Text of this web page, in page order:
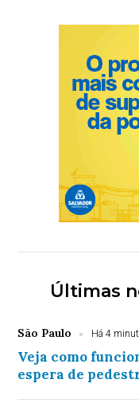
Últimas
São Paulo Há 4
Veja como
espera de